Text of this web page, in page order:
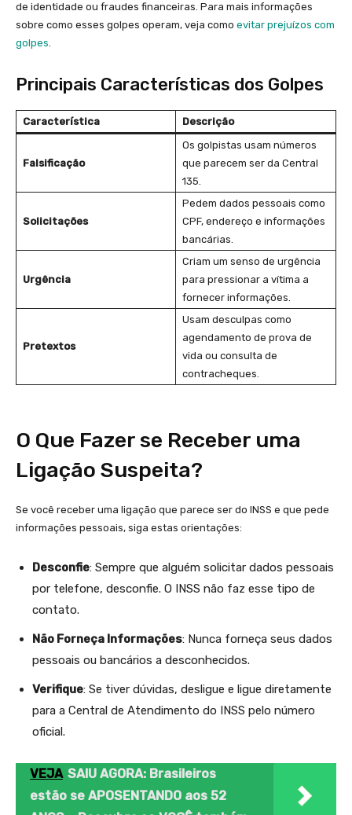
de identidade ou fraudes financeiras. Para mais informações
sobre como esses golpes operam, veja como evitar prejuízos com
golpes.
Principais Características dos Golpes
Característica Descrição
Falsificação
Os golpistas usam números
que parecem ser da Central
135.
Solicitações
Pedem dados pessoais como
CPF, endereço e informações
bancárias.
Urgência
Criam um senso de urgência
para pressionar a vítima a
fornecer informações.
Pretextos
Usam desculpas como
agendamento de prova de
vida ou consulta de
contracheques.
O Que Fazer se Receber uma
Ligação Suspeita?
Se você receber uma ligação que parece ser do INSS e que pede
informações pessoais, siga estas orientações:
Desconfie: Sempre que alguém solicitar dados pessoais
por telefone, desconfie. O INSS não faz esse tipo de
contato.
Não Forneça Informações: Nunca forneça seus dados
pessoais ou bancários a desconhecidos.
Verifique: Se tiver dúvidas, desligue e ligue diretamente
para a Central de Atendimento do INSS pelo número
oficial.
VEJA SAIU AGORA: Brasileiros
estão se APOSENTANDO aos 52